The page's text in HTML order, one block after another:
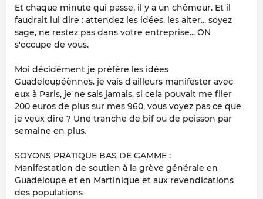
Et chaque minute qui passe, il y a un chômeur. Et il
faudrait lui dire : attendez les idées, les alter... soyez
sage, ne restez pas dans votre entreprise... ON
s'occupe de vous.
Moi décidément je préfère les idées
Guadeloupéènnes. je vais d'ailleurs manifester avec
eux à Paris, je ne sais jamais, si cela pouvait me filer
200 euros de plus sur mes 960, vous voyez pas ce que
je veux dire ? Une tranche de bif ou de poisson par
semaine en plus.
SOYONS PRATIQUE BAS DE GAMME :
Manifestation de soutien à la grève générale en
Guadeloupe et en Martinique et aux revendications
des populations